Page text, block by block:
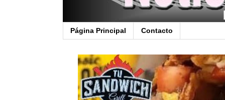
Página Principal Contacto